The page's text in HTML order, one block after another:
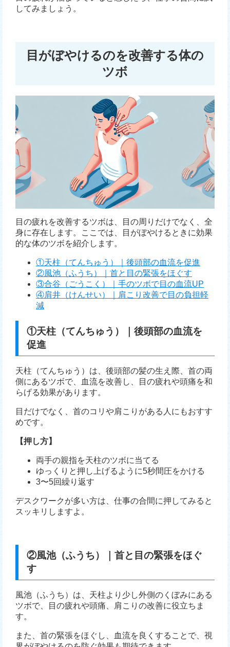
してみましょう。
目がぼやけるのを改善する体の
ツボ
目の疲れを改善するツボは、目の周りだけでなく、全
身に存在します。ここでは、目がぼやけるときに効果
的な体のツボを紹介します。
①天柱（てんちゅう）｜後頭部の血流を促進
②風池（ふうち）｜首と目の緊張をほぐす
③合谷（ごうこく）｜手のツボで目の血流UP
④肩井（けんせい）｜肩こり改善で目の負担軽
減
①天柱（てんちゅう）｜後頭部の血流を
促進
天柱（てんちゅう）は、後頭部の髪の生え際、首の両
側にあるツボで、血流を改善し、目の疲れや頭痛を和
らげる効果があります。
目だけでなく、首のコリや肩こりがある人にもおすす
めです。
【押し方】
両手の親指を天柱のツボに当てる
ゆっくりと押し上げるように5秒間圧をかける
3〜5回繰り返す
デスクワークが多い方は、仕事の合間に押してみると
スッキリしますよ。
②風池（ふうち）｜首と目の緊張をほぐ
す
風池（ふうち）は、天柱より少し外側のくぼみにある
ツボで、目の疲れや頭痛、肩こりの改善に役立ちま
す。
また、首の緊張をほぐし、血流を良くすることで、視